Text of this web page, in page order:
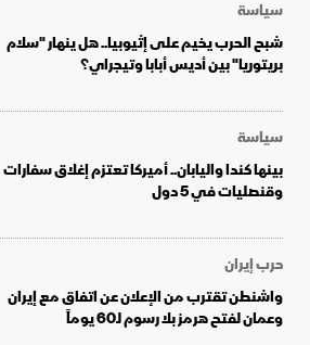
سياسة
شبح الحرب يخيم على إثيوبيا.. هل ينهار "سلام
بريتوريا" بين أديس أبابا وتيجراي؟
سياسة
بينها كندا واليابان.. أميركا تعتزم إغلاق سفارات
وقنصليات في 5 دول
حرب إيران
واشنطن تقترب من الإعلان عن اتفاق مع إيران
وعمان لفتح هرمز بلا رسوم لـ60 يوماً